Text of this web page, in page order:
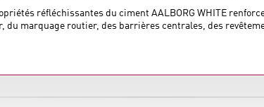
réfléchissantes du ciment AALBORG WHITE
du marquage routier, des barrières centrales, des